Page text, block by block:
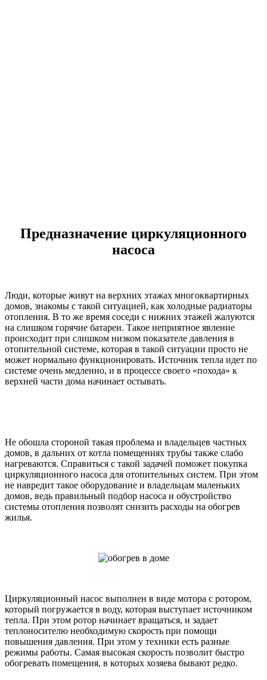
Предназначение циркуляционного
насоса
Люди, которые живут на верхних этажах многоквартирных
домов, знакомы с такой ситуацией, как холодные радиаторы
отопления. В то же время соседи с нижних этажей жалуются
на слишком горячие батареи. Такое неприятное явление
происходит при слишком низком показателе давления в
отопительной системе, которая в такой ситуации просто не
может нормально функционировать. Источник тепла идет по
системе очень медленно, и в процессе своего «похода» к
верхней части дома начинает остывать.
Не обошла стороной такая проблема и владельцев частных
домов, в дальних от котла помещениях трубы также слабо
нагреваются. Справиться с такой задачей поможет покупка
циркуляционного насоса для отопительных систем. При этом
не навредит такое оборудование и владельцам маленьких
домов, ведь правильный подбор насоса и обустройство
системы отопления позволят снизить расходы на обогрев
жилья.
Циркуляционный насос выполнен в виде мотора с ротором,
который погружается в воду, которая выступает источником
тепла. При этом ротор начинает вращаться, и задает
теплоносителю необходимую скорость при помощи
повышения давления. При этом у техники есть разные
режимы работы. Самая высокая скорость позволит быстро
обогревать помещения, в которых хозяева бывают редко.